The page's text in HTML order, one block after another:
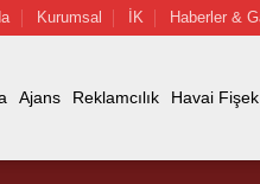
Kurumsal İK Haberler &
Ajans Reklamcılık Havai Fişek